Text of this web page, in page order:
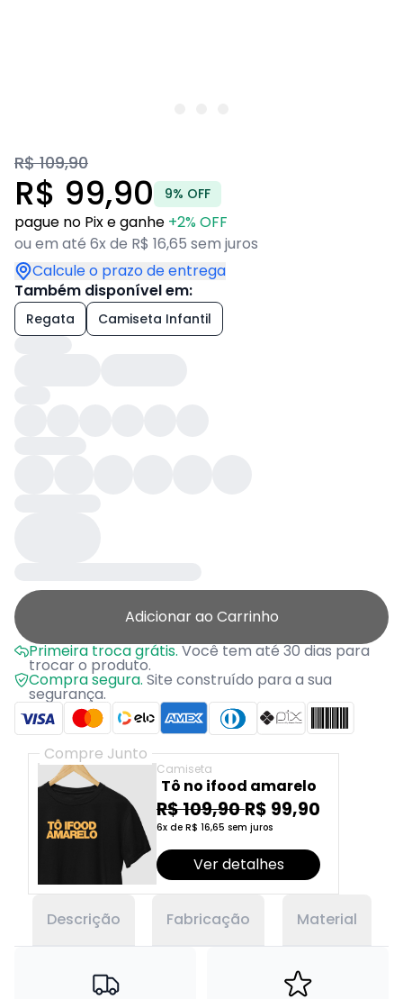
R$ 109,90
R$ 99,90 9% OFF
pague no Pix e ganhe +2% OFF
ou em até 6x de R$ 16,65 sem juros
Calcule o prazo de entrega
Também disponível em:
Regata Camiseta Infantil
Adicionar ao Carrinho
Primeira troca grátis.Você tem até 30 dias para
trocar o produto.
Compra segura. Site construído para a sua
segurança.
Compre Junto
Camiseta
Tô no ifood amarelo
R$ 109,90 R$ 99,90
6x de R$ 16,65 sem juros
Ver detalhes
Descrição Fabricação Material